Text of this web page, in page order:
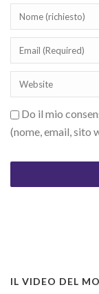
Do il mio
(nome, email, sito
IL VIDEO DEL